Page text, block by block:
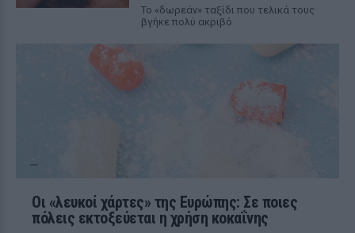
Το «δωρεάν» ταξίδι που τελικά τους
βγήκε πολύ ακριβό
Οι «λευκοί χάρτες» της Ευρώπης: Σε ποιες
πόλεις εκτοξεύεται η χρήση κοκαΐνης